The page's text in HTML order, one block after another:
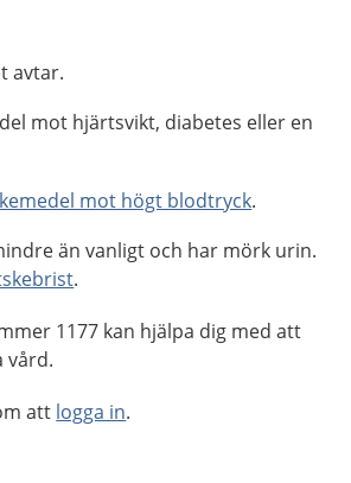
avtar.
mot hjärtsvikt, diabetes eller en
mot högt blodtryck.
än vanligt och har mörk urin.
.
1177 kan hjälpa dig med att
vård.
att logga in.